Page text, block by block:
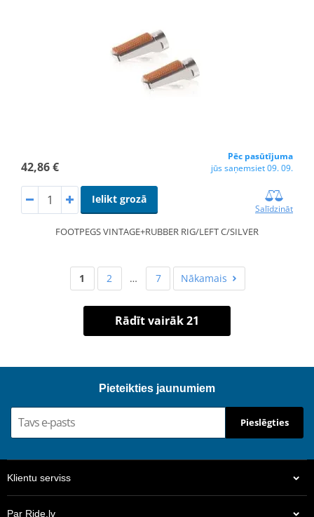
42,86 €
Pēc pasūtījuma
jūs saņemsiet 09. 09.
Ielikt grozā
Salīdzināt
FOOTPEGS VINTAGE+RUBBER RIG/LEFT C/SILVER
1 2 … 7 Nākamais
Rādīt vairāk 21
Pieteikties jaunumiem
Pieslēgties
Klientu serviss
Par Ride.lv